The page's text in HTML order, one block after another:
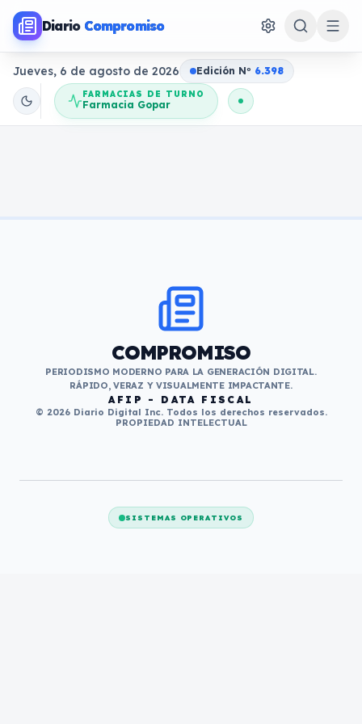
Diario Compromiso
Jueves, 6 de agosto de 2026 Edición No 6.398
FARMACIAS DE TURNO
Farmacia Gopar
COMPROMISO
PERIODISMO MODERNO PARA LA GENERACIÓN DIGITAL.
RÁPIDO, VERAZ Y VISUALMENTE IMPACTANTE.
AFIP - DATA FISCAL
© 2026 Diario Digital Inc. Todos los derechos reservados.
PROPIEDAD INTELECTUAL
SISTEMAS OPERATIVOS